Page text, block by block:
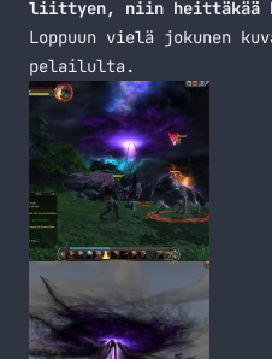
liittyen, niin heittäkää
Loppuun vielä jokunen
pelailulta.